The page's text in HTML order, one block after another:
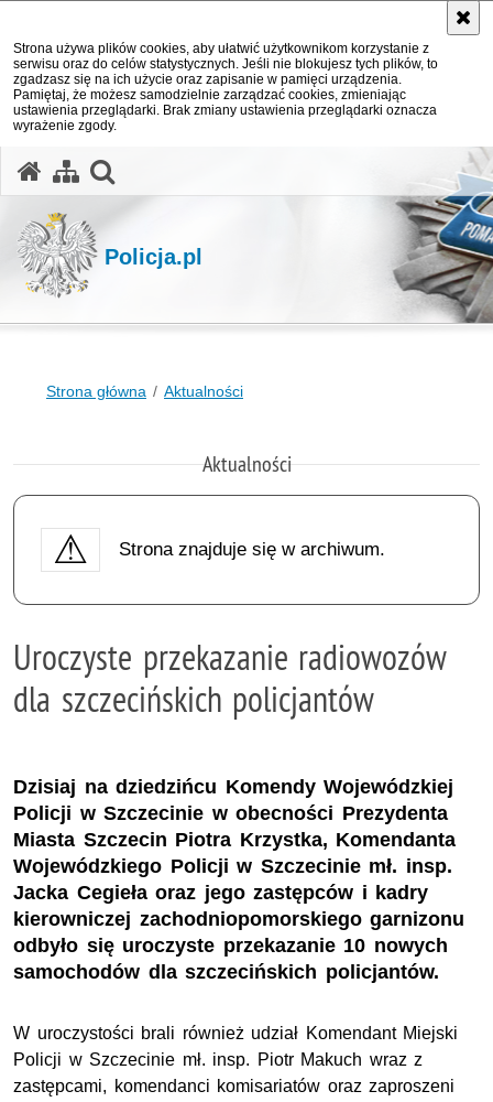
Strona używa plików cookies, aby ułatwić użytkownikom korzystanie z
serwisu oraz do celów statystycznych. Jeśli nie blokujesz tych plików, to
zgadzasz się na ich użycie oraz zapisanie w pamięci urządzenia.
Pamiętaj, że możesz samodzielnie zarządzać cookies, zmieniając
ustawienia przeglądarki. Brak zmiany ustawienia przeglądarki oznacza
wyrażenie zgody.
Policja.pl
Strona główna Aktualności
Aktualności
Strona znajduje się w archiwum.
Uroczyste przekazanie radiowozów
dla szczecińskich policjantów
Dzisiaj na dziedzińcu Komendy Wojewódzkiej
Policji w Szczecinie w obecności Prezydenta
Miasta Szczecin Piotra Krzystka, Komendanta
Wojewódzkiego Policji w Szczecinie mł. insp.
Jacka Cegieła oraz jego zastępców i kadry
kierowniczej zachodniopomorskiego garnizonu
odbyło się uroczyste przekazanie 10 nowych
samochodów dla szczecińskich policjantów.
W uroczystości brali również udział Komendant Miejski
Policji w Szczecinie mł. insp. Piotr Makuch wraz z
zastępcami, komendanci komisariatów oraz zaproszeni